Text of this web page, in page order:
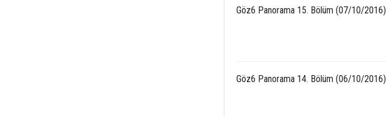
Göz6 Panorama 15. Bölüm (07/10/2016)
Göz6 Panorama 14. Bölüm (06/10/2016)